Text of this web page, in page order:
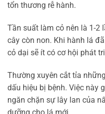
tổn thương rễ hành.
Tần suất làm cỏ nên là 1-2
cây còn non. Khi hành lá
cỏ dại sẽ ít có cơ hội phát
Thường xuyên cắt tỉa
dấu hiệu bị bệnh. Việc này
ngăn chặn sự lây lan của